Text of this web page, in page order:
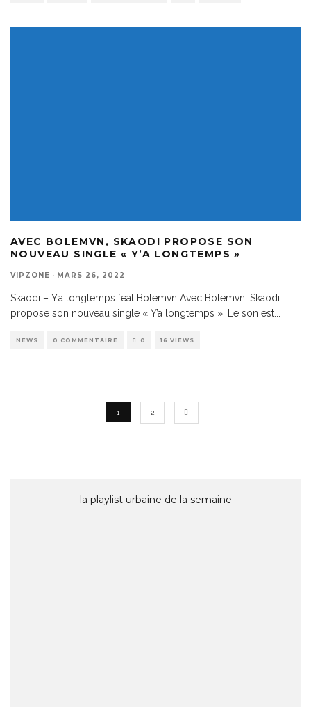
AVEC BOLEMVN, SKAODI PROPOSE SON
NOUVEAU SINGLE « Y’A LONGTEMPS »
VIPZONE · MARS 26, 2022
Skaodi – Y’a longtemps feat Bolemvn Avec Bolemvn, Skaodi
propose son nouveau single « Y’a longtemps ». Le son est
NEWS 0 COMMENTAIRE 0 16 VIEWS
1 2
la playlist urbaine de la semaine